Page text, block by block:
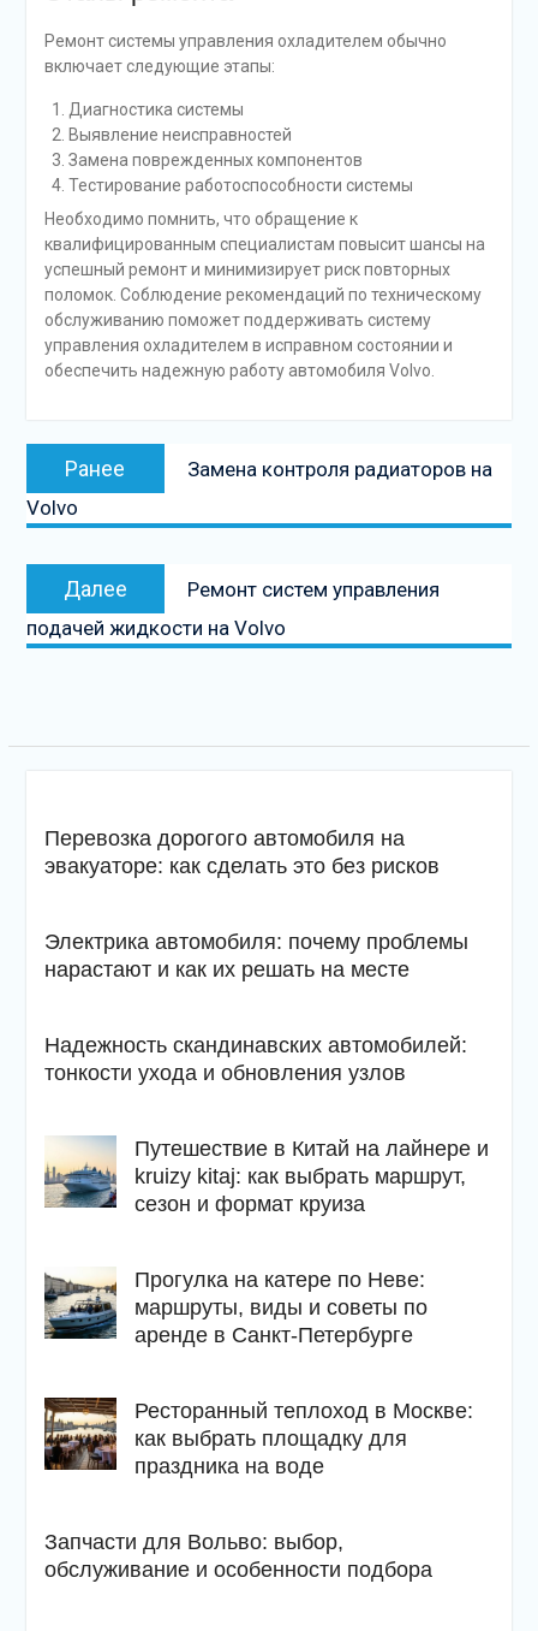
Ремонт системы управления охладителем обычно
включает следующие этапы:
Диагностика системы
Выявление неисправностей
Замена поврежденных компонентов
Тестирование работоспособности системы
Необходимо помнить, что обращение к
квалифицированным специалистам повысит шансы на
успешный ремонт и минимизирует риск повторных
поломок. Соблюдение рекомендаций по техническому
обслуживанию поможет поддерживать систему
управления охладителем в исправном состоянии и
обеспечить надежную работу автомобиля Volvo.
Навигация
записям
Ранее
Предыдущая
запись:
Замена контроля радиаторов на
Volvo
Далее
Следующая
запись
Ремонт систем управления
подачей жидкости на Volvo
Перевозка дорогого автомобиля на
эвакуаторе: как сделать это без рисков
Электрика автомобиля: почему проблемы
нарастают и как их решать на месте
Надежность скандинавских автомобилей:
тонкости ухода и обновления узлов
Путешествие в Китай на лайнере и
kruizy kitaj: как выбрать маршрут,
сезон и формат круиза
Прогулка на катере по Неве:
маршруты, виды и советы по
аренде в Санкт-Петербурге
Ресторанный теплоход в Москве:
как выбрать площадку для
праздника на воде
Запчасти для Вольво: выбор,
обслуживание и особенности подбора